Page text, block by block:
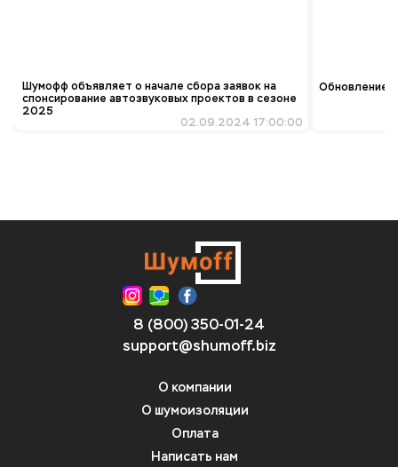
Шумофф объявляет о начале сбора заявок на
спонсирование автозвуковых проектов в сезоне
2025
02.09.2024 17:00:00
Обновление
8 (800) 350-01-24
support@shumoff.biz
О компании
О шумоизоляции
Оплата
Написать нам